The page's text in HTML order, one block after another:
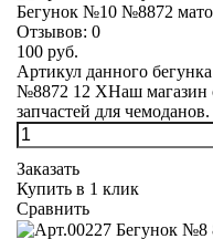
Бегунок №10 №8872
Отзывов: 0
100 руб.
Артикул данного
№8872 12 XНаш магазин
запчастей для
Заказать
Купить в 1 клик
Сравнить